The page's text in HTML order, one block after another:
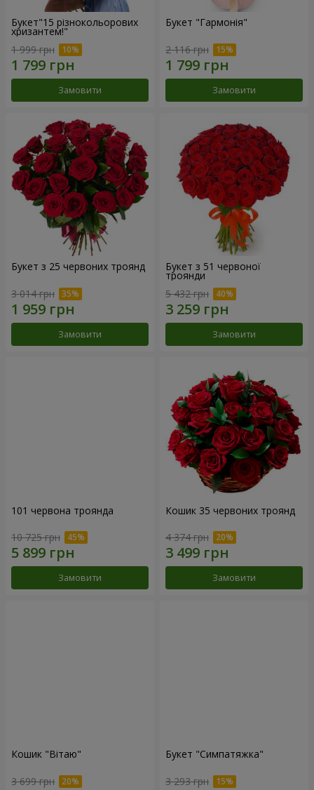
Букет"15 різнокольорових
хризантем!"
1 999 грн
Замовити
Букет "Гармонія"
2 116 грн
Замовити
Букет з 25 червоних троянд
3 014 грн
Замовити
Букет з 51 червоної
троянди
5 432 грн
Замовити
101 червона троянда
10 725 грн
Замовити
Кошик 35 червоних троянд
4 374 грн
Замовити
Кошик "Вітаю"
3 699 грн
Букет "Симпатяжка"
3 293 грн